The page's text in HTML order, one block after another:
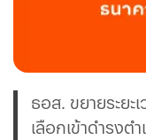
ธอส. ขยายระยะ
เลือกเข้าดำรงต